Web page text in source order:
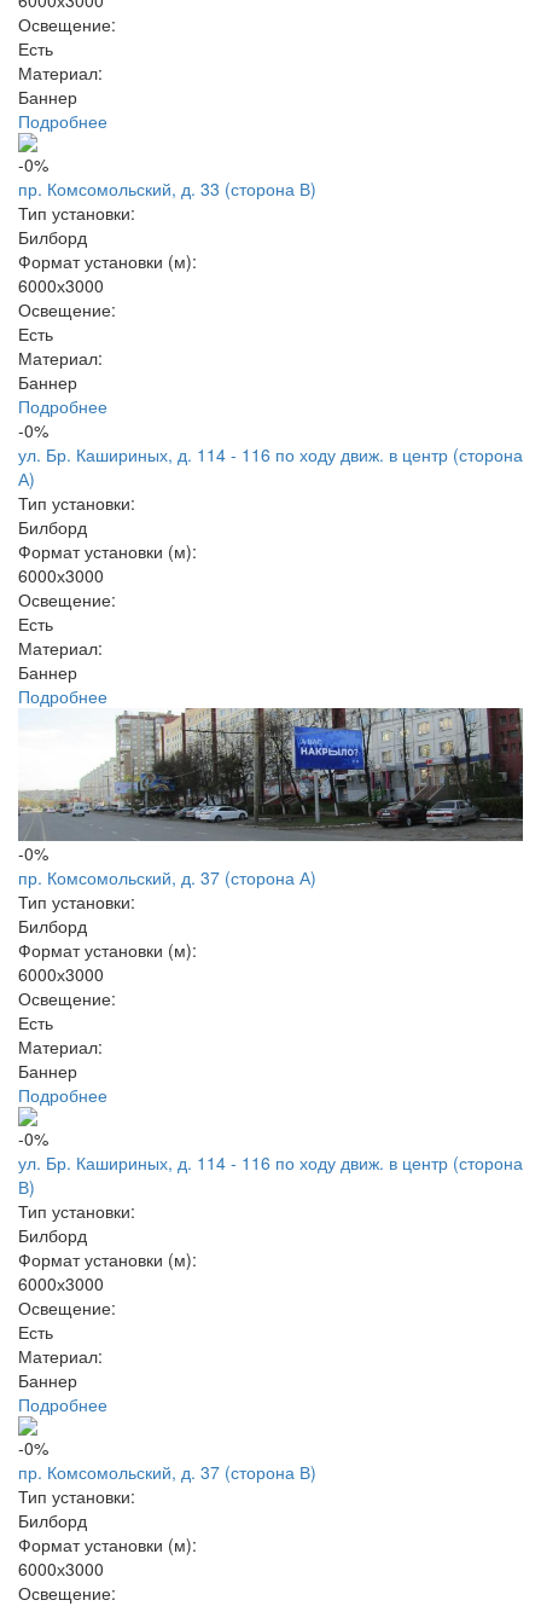
Освещение:
Есть
Материал:
Баннер
Подробнее
-0%
пр. Комсомольский, д. 33 (сторона В)
Тип установки:
Билборд
Формат установки (м):
6000х3000
Освещение:
Есть
Материал:
Баннер
Подробнее
-0%
ул. Бр. Кашириных, д. 114 - 116 по ходу движ. в центр (сторона
А)
Тип установки:
Билборд
Формат установки (м):
6000х3000
Освещение:
Есть
Материал:
Баннер
Подробнее
-0%
пр. Комсомольский, д. 37 (сторона А)
Тип установки:
Билборд
Формат установки (м):
6000х3000
Освещение:
Есть
Материал:
Баннер
Подробнее
-0%
ул. Бр. Кашириных, д. 114 - 116 по ходу движ. в центр (сторона
В)
Тип установки:
Билборд
Формат установки (м):
6000х3000
Освещение:
Есть
Материал:
Баннер
Подробнее
-0%
пр. Комсомольский, д. 37 (сторона В)
Тип установки:
Билборд
Формат установки (м):
6000х3000
Освещение: